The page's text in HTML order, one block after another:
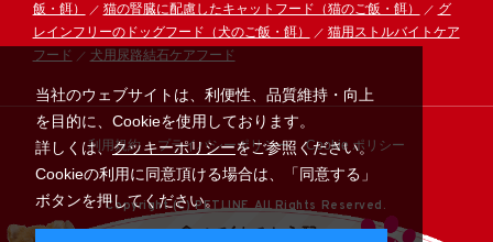
当社のウェブサイトは、利便性、品質維持・向上
を目的に、Cookieを使用しております。
詳しくは、クッキーポリシーをご参照ください。
Cookieの利用に同意頂ける場合は、「同意する」
ボタンを押してください。
飯・餌）
猫の腎臓に配慮したキャットフード（猫のご飯・餌）
グ
レインフリーのドッグフード（犬のご飯・餌）
猫用ストルバイトケア
フード
犬用尿路結石ケアフード
利用規約 プライバシーポリシー Cookie ポリシー
Copyright (C) PETLINE All Rights Reserved.